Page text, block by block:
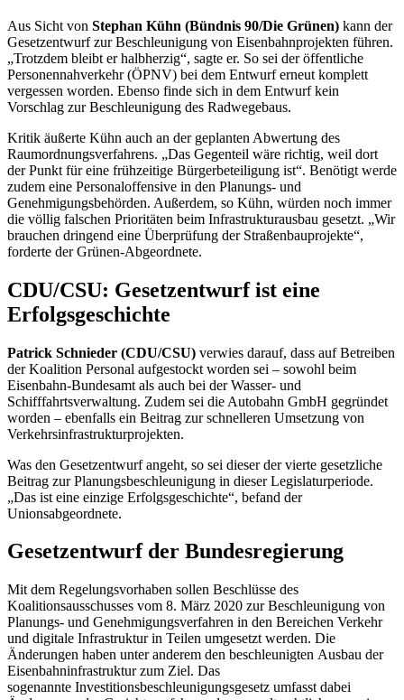
Aus Sicht von Stephan Kühn (Bündnis 90/Die Grünen) kann der
Gesetzentwurf zur Beschleunigung von Eisenbahnprojekten führen.
„Trotzdem bleibt er halbherzig“, sagte er. So sei der öffentliche
Personennahverkehr (ÖPNV) bei dem Entwurf erneut komplett
vergessen worden. Ebenso finde sich in dem Entwurf kein
Vorschlag zur Beschleunigung des Radwegebaus.
Kritik äußerte Kühn auch an der geplanten Abwertung des
Raumordnungsverfahrens. „Das Gegenteil wäre richtig, weil dort
der Punkt für eine frühzeitige Bürgerbeteiligung ist“. Benötigt werde
zudem eine Personaloffensive in den Planungs- und
Genehmigungsbehörden. Außerdem, so Kühn, würden noch immer
die völlig falschen Prioritäten beim Infrastrukturausbau gesetzt. „Wir
brauchen dringend eine Überprüfung der Straßenbauprojekte“,
forderte der Grünen-Abgeordnete.
CDU/CSU: Gesetzentwurf ist eine
Erfolgsgeschichte
Patrick Schnieder (CDU/CSU) verwies darauf, dass auf Betreiben
der Koalition Personal aufgestockt worden sei – sowohl beim
Eisenbahn-Bundesamt als auch bei der Wasser- und
Schifffahrtsverwaltung. Zudem sei die Autobahn GmbH gegründet
worden – ebenfalls ein Beitrag zur schnelleren Umsetzung von
Verkehrsinfrastrukturprojekten.
Was den Gesetzentwurf angeht, so sei dieser der vierte gesetzliche
Beitrag zur Planungsbeschleunigung in dieser Legislaturperiode.
„Das ist eine einzige Erfolgsgeschichte“, befand der
Unionsabgeordnete.
Gesetzentwurf der Bundesregierung
Mit dem Regelungsvorhaben sollen Beschlüsse des
Koalitionsausschusses vom 8. März 2020 zur Beschleunigung von
Planungs- und Genehmigungsverfahren in den Bereichen Verkehr
und digitale Infrastruktur in Teilen umgesetzt werden. Die
Änderungen haben unter anderem den beschleunigten Ausbau der
Eisenbahninfrastruktur zum Ziel. Das
sogenannte Investitionsbeschleunigungsgesetz umfasst dabei